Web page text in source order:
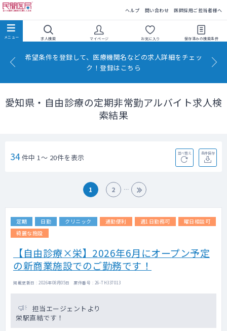
ヘルプ 問い合わせ 医師採用ご担当者様へ
求人検索 マイページ お気に入り 保存済みの検索条件
希望条件を登録して、医療機関名などの求人詳細をチェッ
ク！登録はこちら
愛知県・自由診療の定期非常勤アルバイト求人検
索結果
34件中 1～ 20件を表示 並べ替え 条件保存
1 2
定期 日勤 クリニック 通勤便利 週1日勤務可
曜日相談可
綺麗な施設
【自由診療×栄】2026年6月にオープン予定
の新商業施設でのご勤務です！
掲載更新日 : 2026年08月05日 案件番号 : 26-TH337013
担当エージェントより
栄駅直結です！